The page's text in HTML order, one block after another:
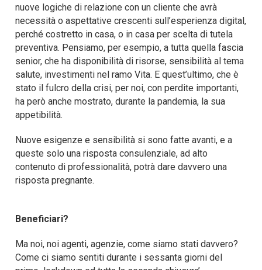
nuove logiche di relazione con un cliente che avrà
necessità o aspettative crescenti sull’esperienza digital,
perché costretto in casa, o in casa per scelta di tutela
preventiva. Pensiamo, per esempio, a tutta quella fascia
senior, che ha disponibilità di risorse, sensibilità al tema
salute, investimenti nel ramo Vita. E quest’ultimo, che è
stato il fulcro della crisi, per noi, con perdite importanti,
ha però anche mostrato, durante la pandemia, la sua
appetibilità.
Nuove esigenze e sensibilità si sono fatte avanti, e a
queste solo una risposta consulenziale, ad alto
contenuto di professionalità, potrà dare davvero una
risposta pregnante.
Beneficiari?
Ma noi, noi agenti, agenzie, come siamo stati davvero?
Come ci siamo sentiti durante i sessanta giorni del